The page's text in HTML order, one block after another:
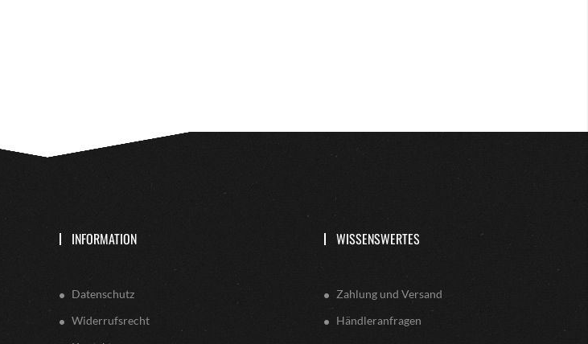
INFORMATION
Datenschutz
Widerrufsrecht
WISSENSWERTES
Zahlung und Versand
Händleranfragen